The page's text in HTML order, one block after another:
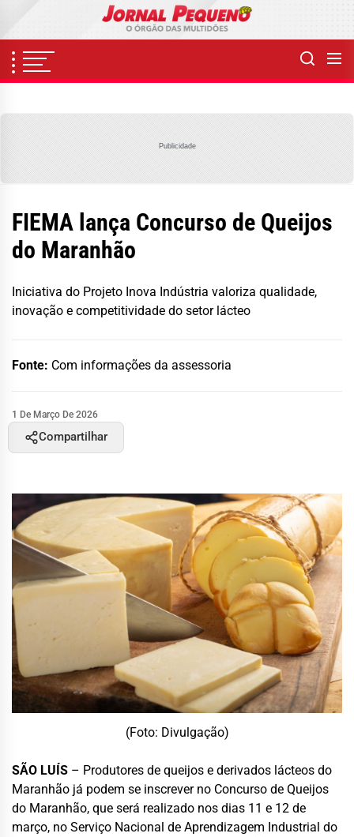
content
Publicidade
FIEMA lança Concurso de Queijos
do Maranhão
Iniciativa do Projeto Inova Indústria valoriza qualidade,
inovação e competitividade do setor lácteo
Fonte: Com informações da assessoria
1 De Março De 2026
Compartilhar
(Foto: Divulgação)
SÃO LUÍS – Produtores de queijos e derivados lácteos do
Maranhão já podem se inscrever no Concurso de Queijos
do Maranhão, que será realizado nos dias 11 e 12 de
março, no Serviço Nacional de Aprendizagem Industrial do